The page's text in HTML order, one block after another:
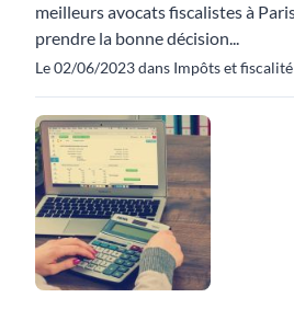
meilleurs avocats fiscalistes à
prendre la bonne décision...
Le 02/06/2023 dans Impôts et